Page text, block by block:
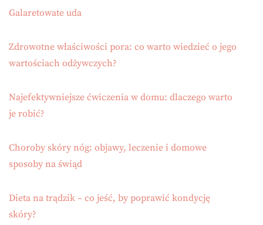
Galaretowate uda
Zdrowotne właściwości pora: co warto wiedzieć o jego
wartościach odżywczych?
Najefektywniejsze ćwiczenia w domu: dlaczego warto
je robić?
Choroby skóry nóg: objawy, leczenie i domowe
sposoby na świąd
Dieta na trądzik – co jeść, by poprawić kondycję
skóry?